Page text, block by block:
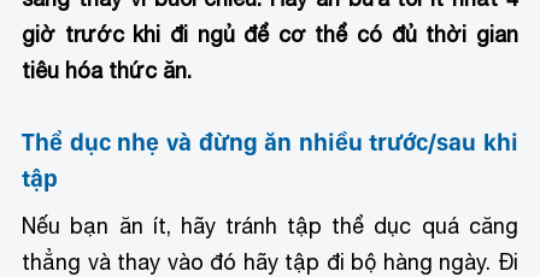
giờ trước khi đi ngủ để cơ thể có đủ thời gian
tiêu hóa thức ăn.
Thể dục nhẹ và đừng ăn nhiều trước/sau khi
tập
Nếu bạn ăn ít, hãy tránh tập thể dục quá căng
thẳng và thay vào đó hãy tập đi bộ hàng ngày. Đi